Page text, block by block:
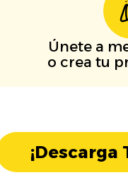
Únete a
o crea tu
¡Descarga